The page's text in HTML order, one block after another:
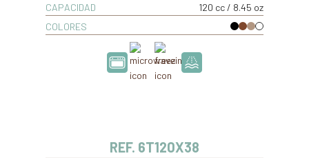
CAPACIDAD
120 cc / 8.45 oz
COLORES
REF. 6T120X38